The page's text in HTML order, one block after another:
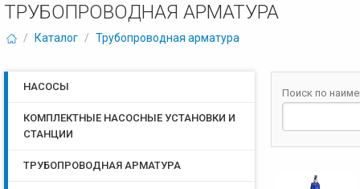
ТРУБОПРОВОДНАЯ АРМАТУРА
/ Каталог / Трубопроводная арматура
Поиск по
НАСОСЫ
КОМПЛЕКТНЫЕ НАСОСНЫЕ УСТАНОВКИ И
СТАНЦИИ
ТРУБОПРОВОДНАЯ АРМАТУРА